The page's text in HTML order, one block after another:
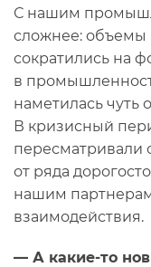
С нашим
сложнее: объемы
сократились на
в
наметилась чуть
В кризисный
пересматривали
от ряда
нашим
взаимодействия.
— А какие-то